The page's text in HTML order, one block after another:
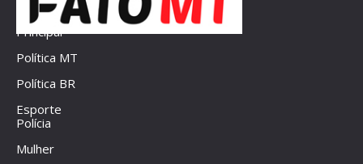
Principal
Política MT
Política BR
Esporte
Polícia
Mulher